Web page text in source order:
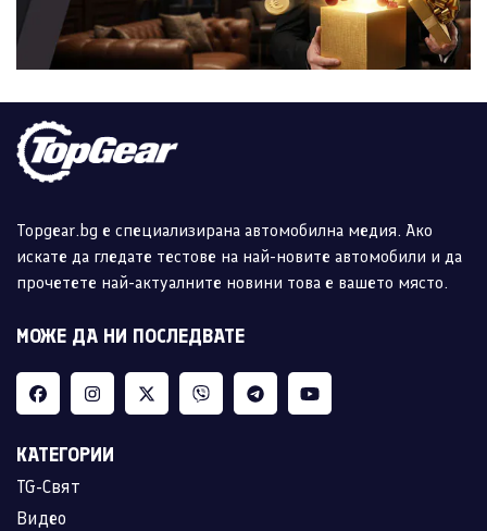
Topgear.bg е специализирана автомобилна медия. Ако
искате да гледате тестове на най-новите автомобили и да
прочетете най-актуалните новини това е вашето място.
МОЖЕ ДА НИ ПОСЛЕДВАТЕ
КАТЕГОРИИ
TG-Свят
Видео